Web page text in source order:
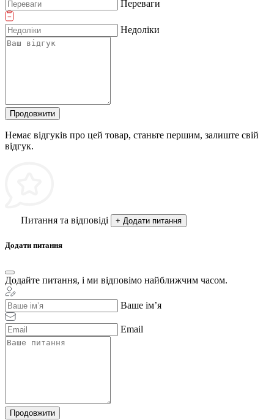
Переваги
Недоліки
Продовжити
Немає відгуків про цей товар, станьте першим, залиште свій
відгук.
Питання та відповіді + Додати питання
Додати питання
Додайте питання, і ми відповімо найближчим часом.
Ваше ім’я
Email
Продовжити